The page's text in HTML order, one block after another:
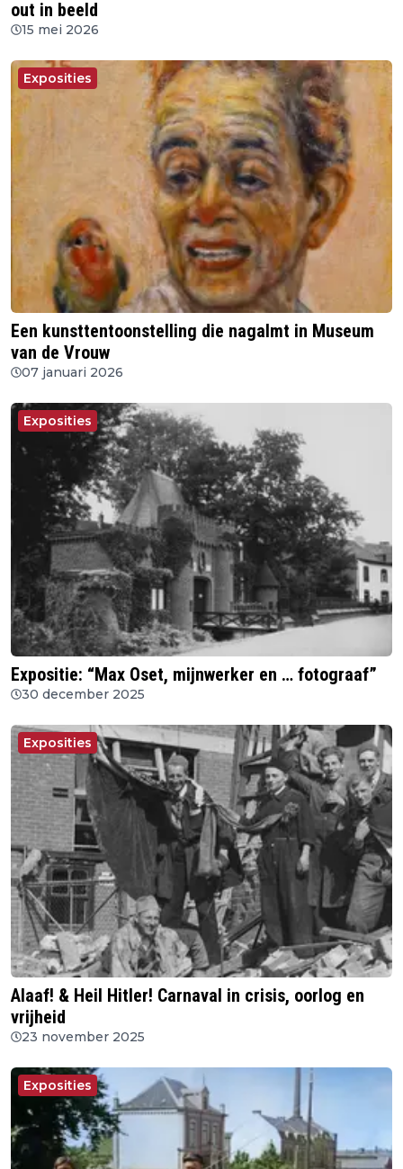
out in beeld
15 mei 2026
Exposities
Een kunsttentoonstelling die nagalmt in Museum
van de Vrouw
07 januari 2026
Exposities
Expositie: “Max Oset, mijnwerker en … fotograaf”
30 december 2025
Exposities
Alaaf! & Heil Hitler! Carnaval in crisis, oorlog en
vrijheid
23 november 2025
Exposities